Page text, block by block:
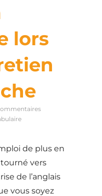
lors
de plus en
vers
de l’anglais
vous soyez